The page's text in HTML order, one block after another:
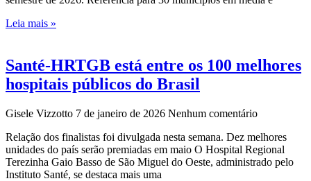
Leia mais »
Santé-HRTGB está entre os 100 melhores
hospitais públicos do Brasil
Gisele Vizzotto 7 de janeiro de 2026 Nenhum comentário
Relação dos finalistas foi divulgada nesta semana. Dez melhores
unidades do país serão premiadas em maio O Hospital Regional
Terezinha Gaio Basso de São Miguel do Oeste, administrado pelo
Instituto Santé, se destaca mais uma